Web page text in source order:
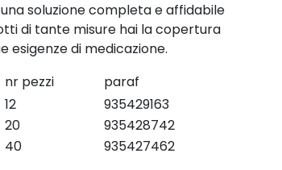
una soluzione completa e affidabile
di tante misure hai la copertura
di medicazione.
nr pezzi
paraf
12
935429163
20
935428742
40 935427462